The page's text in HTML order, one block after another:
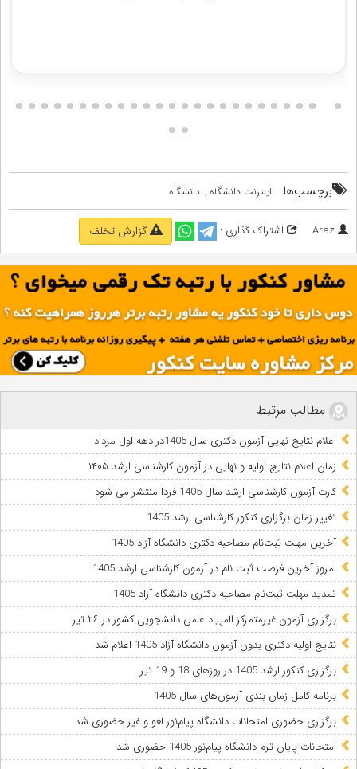
برچسب‌ها : اینترنت دانشگاه , دانشگاه
Araz اشتراک گذاری : گزارش تخلف
مطالب مرتبط
اعلام نتایج نهایی آزمون دکتری سال 1405در دهه اول مرداد
زمان اعلام نتایج اولیه و نهایی در آزمون کارشناسی ارشد ۱۴۰۵
کارت آزمون کارشناسی ارشد سال 1405 فردا منتشر می شود
تغییر زمان برگزاری کنکور کارشناسی ارشد 1405
آخرین مهلت ثبت‌نام مصاحبه دکتری دانشگاه آزاد 1405
امروز آخرین فرصت ثبت نام در آزمون کارشناسی ارشد 1405
تمدید مهلت ثبت‌نام مصاحبه دکتری دانشگاه آزاد 1405
برگزاری آزمون غیرمتمرکز المپیاد علمی دانشجویی کشور در ۲۶ تیر
نتایج اولیه دکتری بدون آزمون دانشگاه آزاد 1405 اعلام شد
برگزاری کنکور ارشد 1405 در روزهای 18 و 19 تیر
برنامه کامل زمان بندی آزمون‌های سال 1405
برگزاری حضوری امتحانات دانشگاه پیام‌نور لغو و غیر حضوری شد
امتحانات پایان ترم دانشگاه پیام‌نور 1405 حضوری شد